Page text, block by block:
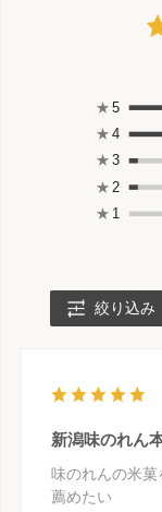
★ 5
★ 4
★ 3
★ 2
★ 1
絞り込み
新潟味のれん
味のれんの米
薦めたい